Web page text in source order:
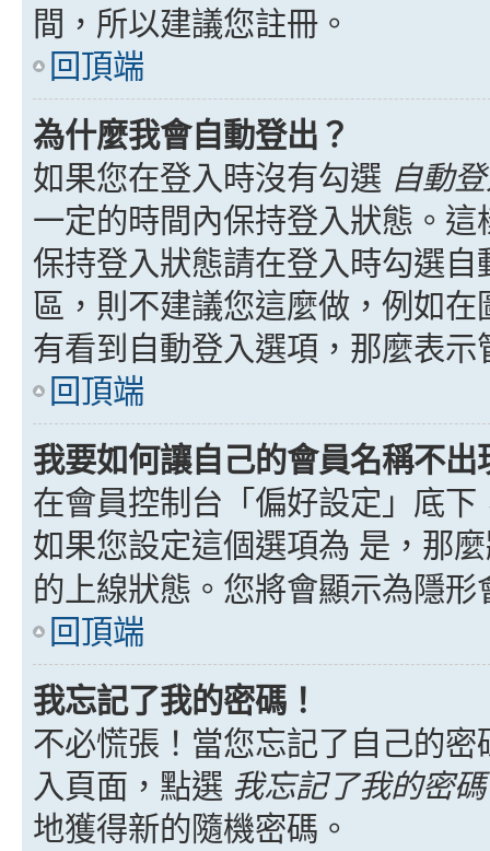
間，所以建議您註冊。
回頂端
為什麼我會自動登出？
如果您在登入時沒有勾選 自動
一定的時間內保持登入狀態。
保持登入狀態請在登入時勾選
區，則不建議您這麼做，例如
有看到自動登入選項，那麼表
回頂端
我要如何讓自己的會員名稱不
在會員控制台「偏好設定」底
如果您設定這個選項為 是 ，那
的上線狀態。您將會顯示為隱形
回頂端
我忘記了我的密碼！
不必慌張！當您忘記了自己的
入頁面，點選 我忘記了我的密碼
地獲得新的隨機密碼。